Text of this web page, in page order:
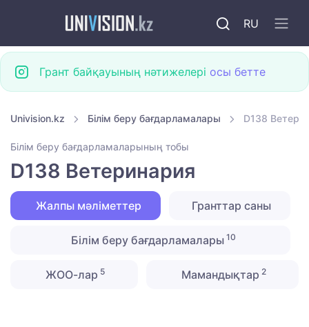
RU
Грант байқауының нәтижелері осы бетте
Univision.kz Білім беру бағдарламалары D138
Білім беру бағдарламаларының тобы
D138 Ветеринария
Жалпы мәліметтер Гранттар саны
Білім беру бағдарламалары10
ЖОО-лар 5 Мамандықтар 2